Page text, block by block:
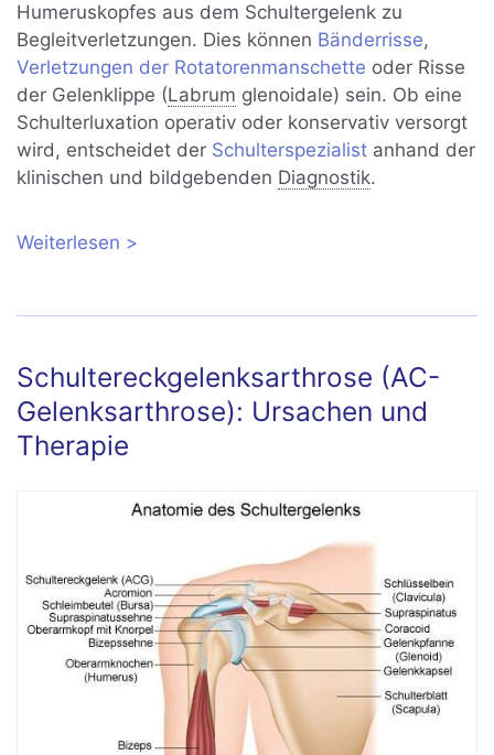
Humeruskopfes aus dem Schultergelenk zu
Begleitverletzungen. Dies können Bänderrisse,
Verletzungen der Rotatorenmanschette oder Risse
der Gelenklippe (Labrum glenoidale) sein. Ob eine
Schulterluxation operativ oder konservativ versorgt
wird, entscheidet der Schulterspezialist anhand der
klinischen und bildgebenden Diagnostik.
Weiterlesen über Schulterluxation und
Schultereckgelenksarthrose (AC-
Gelenksarthrose): Ursachen und
Therapie